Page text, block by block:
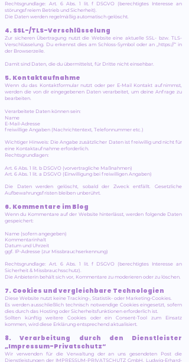
Rechtsgrundlage: Art. 6 Abs. 1 lit. f DSGVO (berechtigtes Interesse an
störungsfreiem Betrieb und Sicherheit).
Die Daten werden regelmäßig automatisch gelöscht.
4. SSL-/TLS-Verschlüsselung
Zur sicheren Übertragung nutzt die Website eine aktuelle SSL- bzw. TLS-
Verschlüsselung. Du erkennst dies am Schloss-Symbol oder an „https://“ in
der Browserzeile.
Damit sind Daten, die du übermittelst, für Dritte nicht einsehbar.
5. Kontaktaufnahme
Wenn du das Kontaktformular nutzt oder per E-Mail Kontakt aufnimmst,
werden die von dir eingegebenen Daten verarbeitet, um deine Anfrage zu
bearbeiten.
Verarbeitete Daten können sein:
Name
E-Mail-Adresse
freiwillige Angaben (Nachrichtentext, Telefonnummer etc.)
Wichtiger Hinweis: Die Angabe zusätzlicher Daten ist freiwillig und nicht für
eine Kontaktaufnahme erforderlich.
Rechtsgrundlagen:
Art. 6 Abs. 1 lit. b DSGVO (vorvertragliche Maßnahmen)
Art. 6 Abs. 1 lit. a DSGVO (Einwilligung bei freiwilligen Angaben)
Die Daten werden gelöscht, sobald der Zweck entfällt. Gesetzliche
Aufbewahrungsfristen bleiben unberührt.
6. Kommentare im Blog
Wenn du Kommentare auf der Website hinterlässt, werden folgende Daten
gespeichert:
Name (sofern angegeben)
Kommentarinhalt
Datum und Uhrzeit
ggf. IP-Adresse (zur Missbrauchserkennung)
Rechtsgrundlage: Art. 6 Abs. 1 lit. f DSGVO (berechtigtes Interesse an
Sicherheit & Missbrauchsschutz).
Die Anbieterin behält sich vor, Kommentare zu moderieren oder zu löschen.
7. Cookies und vergleichbare Technologien
Diese Website nutzt keine Tracking-, Statistik- oder Marketing-Cookies.
Es werden ausschließlich technisch notwendige Cookies eingesetzt, sofern
dies durch das Hosting oder Sicherheitsfunktionen erforderlich ist.
Sollten künftig weitere Cookies oder ein Consent-Tool zum Einsatz
kommen, wird diese Erklärung entsprechend aktualisiert.
8. Verarbeitung durch den Dienstleister
„Impressum-Privatschutz“
Wir verwenden für die Verwaltung der an uns gesendeten Post die
Dienstleistungen der IMPRESSUM-PRIVATSCHUTZ GmbH, Ludwig-Erhard-